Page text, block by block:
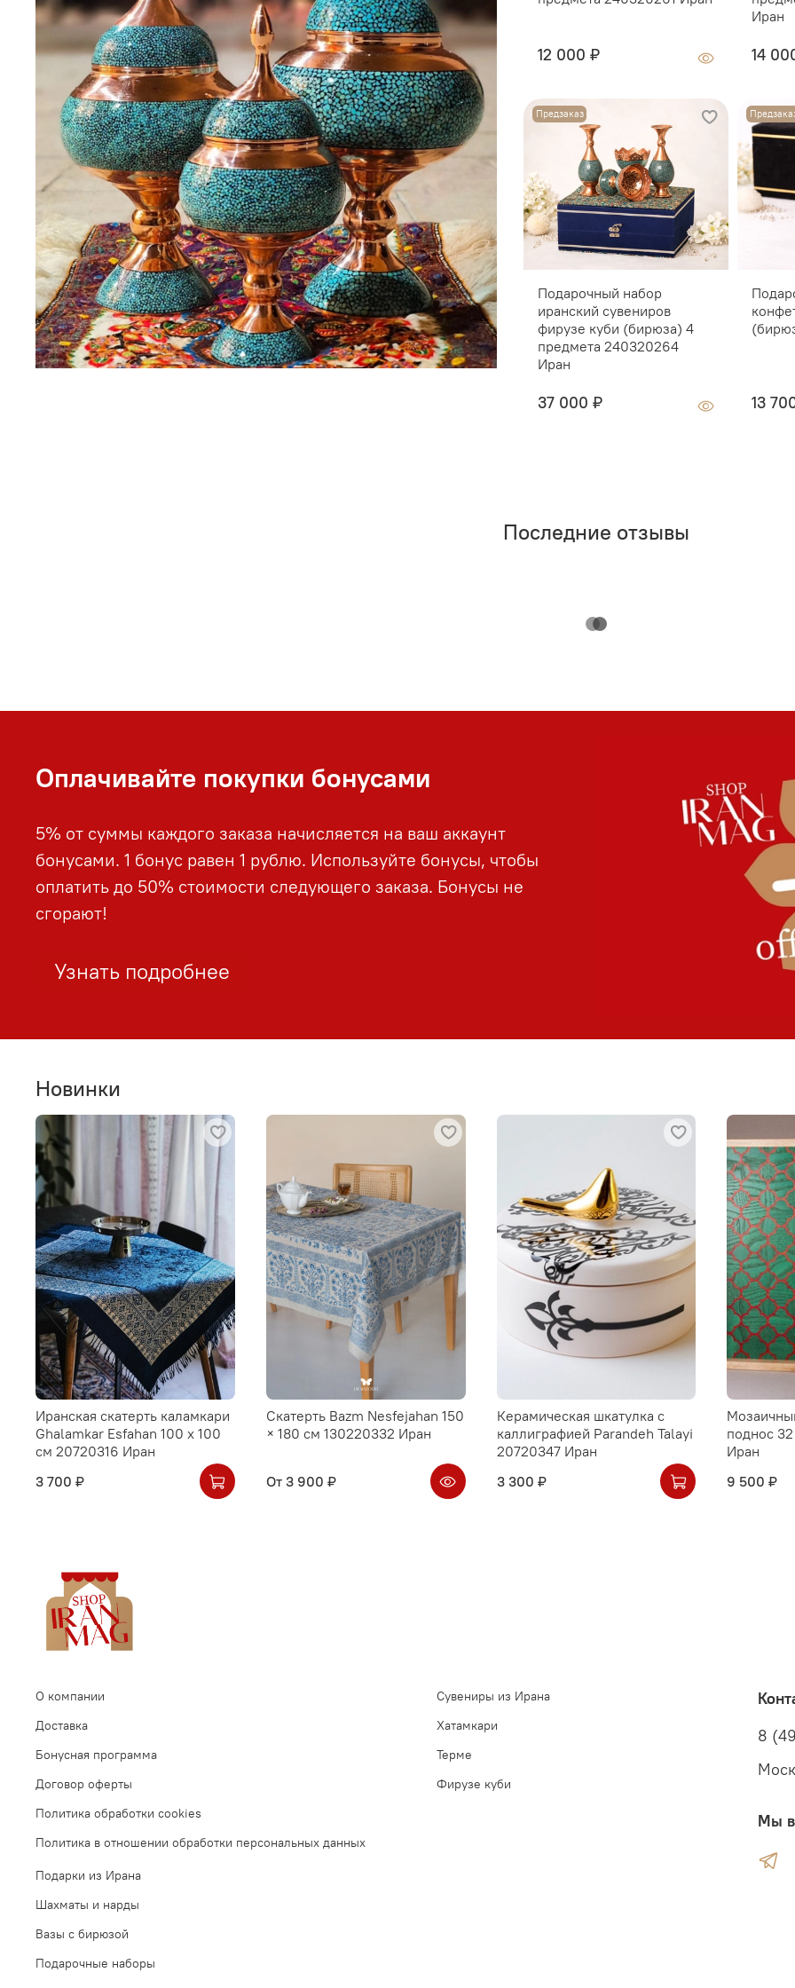
12 000 ₽
Предзаказ
Подарочный набор
иранский сувениров
фирузе куби (бирюза) 4
предмета 240320264
Иран
37 000 ₽
Иран
14
13
Последние отзывы
Оплачивайте покупки бонусами
5% от суммы каждого заказа начисляется на ваш аккаунт
бонусами. 1 бонус равен 1 рублю. Используйте бонусы, чтобы
оплатить до 50% стоимости следующего заказа. Бонусы не
сгорают!
Узнать подробнее
Новинки
Иранская скатерть каламкари
Ghalamkar Esfahan 100 х 100
см 20720316 Иран
3 700 ₽
Скатерть Bazm Nesfejahan 150
× 180 см 130220332 Иран
От 3 900 ₽
Керамическая шкатулка с
каллиграфией Parandeh Talayi
20720347 Иран
3 300 ₽
поднос
Иран
9 500 ₽
О компании
Доставка
Бонусная программа
Договор оферты
Политика обработки cookies
Политика в отношении обработки персональных данных
Сувениры из Ирана
Хатамкари
Терме
Фирузе куби
Подарки из Ирана
Шахматы и нарды
Вазы с бирюзой
Подарочные наборы
8
Мы в